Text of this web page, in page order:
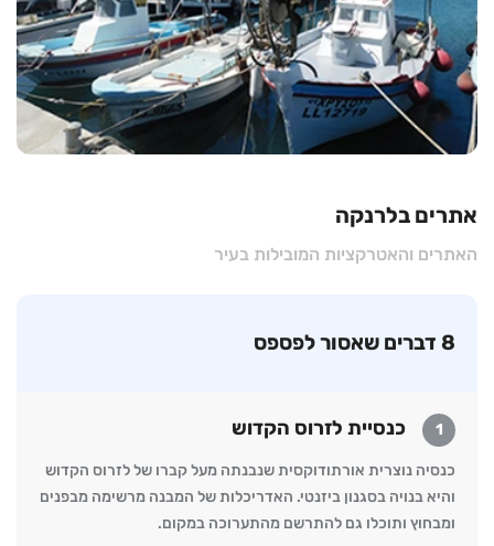
אתרים בלרנקה
האתרים והאטרקציות המובילות בעיר
8 דברים שאסור לפספס
1 כנסיית לזרוס הקדוש
כנסיה נוצרית אורתודוקסית שנבנתה מעל קברו של לזרוס הקדוש
והיא בנויה בסגנון ביזנטי. האדריכלות של המבנה מרשימה מבפנים
ומבחוץ ותוכלו גם להתרשם מהתערוכה במקום.